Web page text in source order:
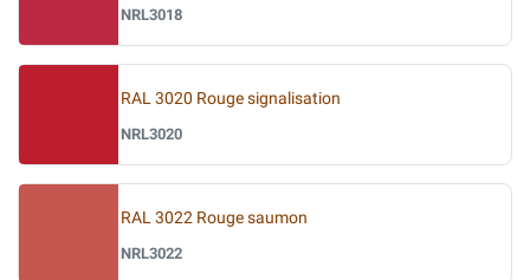
NRL3018
RAL 3020 Rouge signalisation
NRL3020
RAL 3022 Rouge saumon
NRL3022